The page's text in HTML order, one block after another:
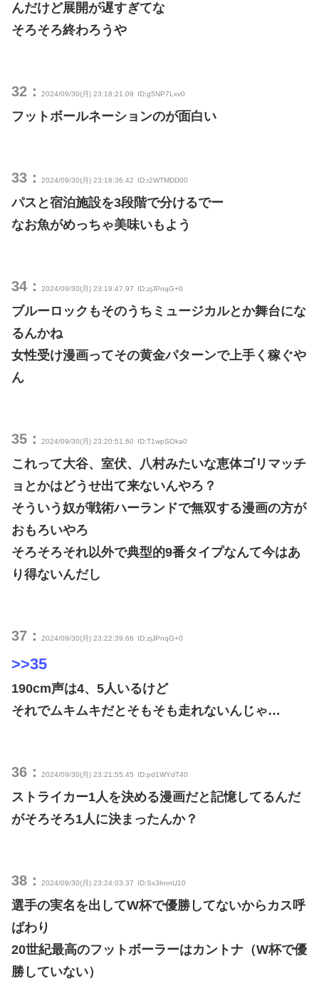
んだけど展開が遅すぎてな
そろそろ終わろうや
32： 2024/09/30(月) 23:18:21.09 ID:g5NP7Lxv0
フットボールネーションのが面白い
33： 2024/09/30(月) 23:18:36.42 ID:r2WTMDD00
パスと宿泊施設を3段階で分けるでー
なお魚がめっちゃ美味いもよう
34： 2024/09/30(月) 23:19:47.97 ID:zjJPnqG+0
ブルーロックもそのうちミュージカルとか舞台にな
るんかね
女性受け漫画ってその黄金パターンで上手く稼ぐや
ん
35： 2024/09/30(月) 23:20:51.60 ID:T1wpSOka0
これって大谷、室伏、八村みたいな恵体ゴリマッチ
ョとかはどうせ出て来ないんやろ？
そういう奴が戦術ハーランドで無双する漫画の方が
おもろいやろ
そろそろそれ以外で典型的9番タイプなんて今はあ
り得ないんだし
37： 2024/09/30(月) 23:22:39.66 ID:zjJPnqG+0
>>35
190cm声は4、5人いるけど
それでムキムキだとそもそも走れないんじゃ…
36： 2024/09/30(月) 23:21:55.45 ID:pd1WYdT40
ストライカー1人を決める漫画だと記憶してるんだ
がそろそろ1人に決まったんか？
38： 2024/09/30(月) 23:24:03.37 ID:Sx3hnnU10
選手の実名を出してW杯で優勝してないからカス呼
ばわり
20世紀最高のフットボーラーはカントナ（W杯で優
勝していない）